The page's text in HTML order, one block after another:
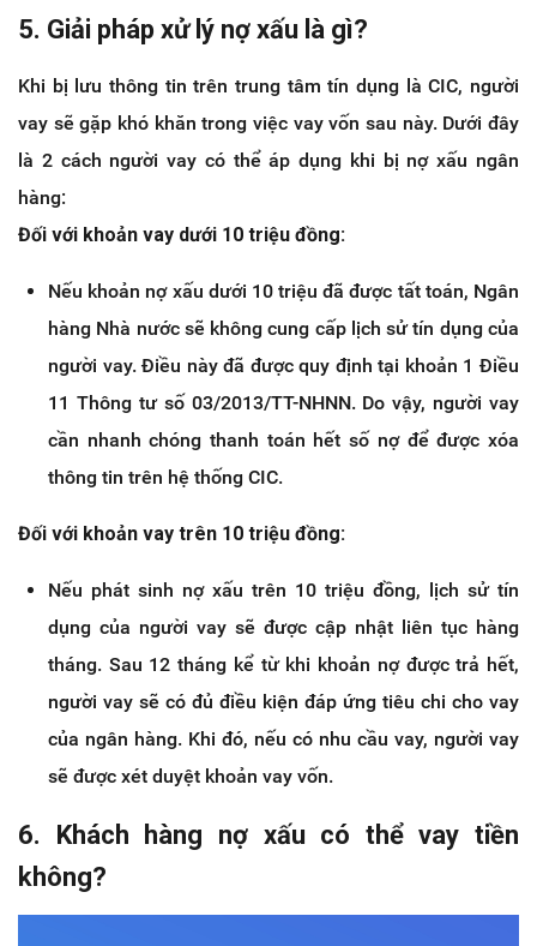
5. Giải pháp xử lý nợ xấu là gì?
Khi bị lưu thông tin trên trung tâm tín dụng là CIC, người
vay sẽ gặp khó khăn trong việc vay vốn sau này. Dưới đây
là 2 cách người vay có thể áp dụng khi bị nợ xấu ngân
hàng:
Đối với khoản vay dưới 10 triệu đồng:
Nếu khoản nợ xấu dưới 10 triệu đã được tất toán, Ngân
hàng Nhà nước sẽ không cung cấp lịch sử tín dụng của
người vay. Điều này đã được quy định tại khoản 1 Điều
11 Thông tư số 03/2013/TT-NHNN. Do vậy, người vay
cần nhanh chóng thanh toán hết số nợ để được xóa
thông tin trên hệ thống CIC.
Đối với khoản vay trên 10 triệu đồng:
Nếu phát sinh nợ xấu trên 10 triệu đồng, lịch sử tín
dụng của người vay sẽ được cập nhật liên tục hàng
tháng. Sau 12 tháng kể từ khi khoản nợ được trả hết,
người vay sẽ có đủ điều kiện đáp ứng tiêu chi cho vay
của ngân hàng. Khi đó, nếu có nhu cầu vay, người vay
sẽ được xét duyệt khoản vay vốn.
6. Khách hàng nợ xấu có thể vay tiền
không?